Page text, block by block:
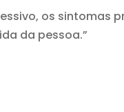
os sintomas
da pessoa.”